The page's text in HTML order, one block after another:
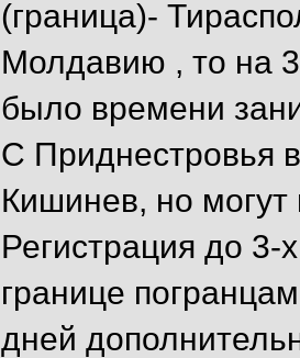
(граница)-
Молдавию , то на
было времени
С Приднестровья
Кишинев, но
Регистрация до 3-
границе
дней